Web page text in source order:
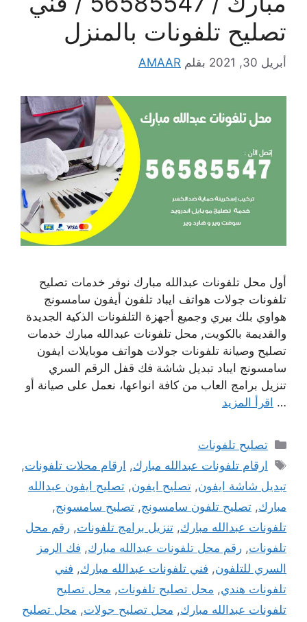
تصليح تلفونات بالمنزل
أبريل 30, 2021 بقلم AMAAR
أول محل تلفونات عبدالله مبارك نوفر خدمات تصليح
تلفونات جولات هواتف ايباد تلفون أيفون سامسونج
هواوي بلك بيري وجميع أجهزة التلفونات الذكية الجديدة
والقديمة بالكويت, محل تلفونات عبدالله مبارك خدمات
تصليح وصيانة تلفونات جولات هواتف موبايلات ايفون
سامسونج ايباد تبديل شاشة فك قفل الرقم السري
تنزيل برامج العاب من كافة انواعها، نعمل على صيانة أو
… اقرأ المزيد
التصنيفات
تصليح تلفونات
الوسوم
ارقام تلفونات عبدالله مبارك, ارقام محلات تلفونات,
تبديل شاشة ايفون, تصليح ايفون, تصليح ايفون عبدالله
مبارك, تصليح تلفون سامسونج, تصليح سامسونج,
تلفونات عبدالله مبارك, تنزيل برامج تلفونات, رقم محل
تلفونات, رقم محل تلفونات عبدالله مبارك, فك الرمز
السري للتلفون, فني تلفونات عبدالله مبارك, فني
تلفونات هندي, محل تصليح تلفونات, محل تصليح
تلفونات عبدالله مبارك, محل تصليح جولات, محل تصليح